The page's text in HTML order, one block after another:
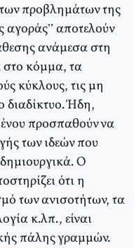
προβλημάτων της
αγοράς” αποτελούν
ανάμεσα στη
στο κόμμα, τα
κύκλους, τις μη
διαδίκτυο. Ήδη,
προσπαθούν να
των ιδεών που
Ο
ότι η
των ανισοτήτων, τα
κ.λπ., είναι
πάλης γραμμών.